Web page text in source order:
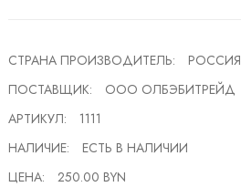
СТРАНА ПРОИЗВОДИТЕЛЬ:
РОССИЯ
ПОСТАВЩИК:
ООО ОЛБЭБИТРЕЙД
АРТИКУЛ:
1111
НАЛИЧИЕ:
ЕСТЬ В НАЛИЧИИ
ЦЕНА:
250.00 BYN